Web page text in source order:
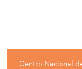
Centro Nacional